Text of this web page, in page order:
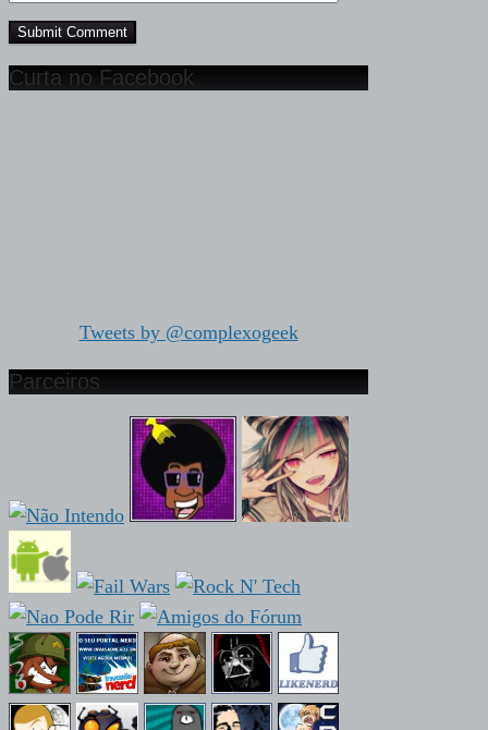
Curta no Facebook
Tweets by @complexogeek
Parceiros